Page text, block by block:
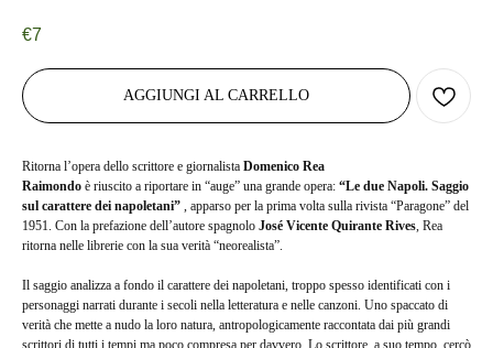
€7
AGGIUNGI AL CARRELLO
Ritorna l’opera dello scrittore e giornalista Domenico Rea
Raimondo è riuscito a riportare in “auge” una grande opera: “Le due Napoli. Saggio
sul carattere dei napoletani” , apparso per la prima volta sulla rivista “Paragone” del
1951. Con la prefazione dell’autore spagnolo José Vicente Quirante Rives, Rea
ritorna nelle librerie con la sua verità “neorealista”.
Il saggio analizza a fondo il carattere dei napoletani, troppo spesso identificati con i
personaggi narrati durante i secoli nella letteratura e nelle canzoni. Uno spaccato di
verità che mette a nudo la loro natura, antropologicamente raccontata dai più grandi